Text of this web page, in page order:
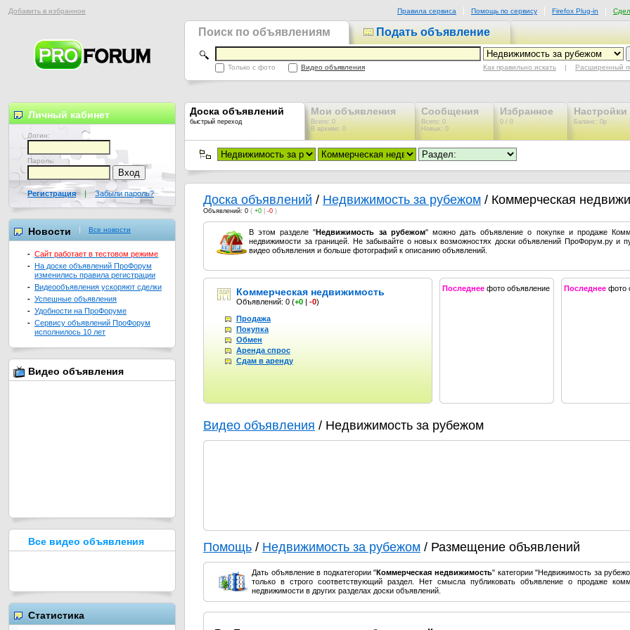
Добавить в избранное Правила сервиса Помощь по сервису Firefox Plug-in
Поиск по объявлениям Подать объявление
Только с фото Видео объявления Как правильно искать | Расширенный
Доска объявлений
быстрый переход
Мои объявления
Всего: 0
В архиве: 0
Сообщения
Всего: 0
Новых: 0
Избранное
0 / 0
Настройки
Баланс: 0р
Доска объявлений / Недвижимость за рубежом / Коммерческая
Объявлений: 0 ( +0 -0 )
В этом разделе "Недвижимость за рубежом" можно дать объявление о покупке и продаже
недвижимости за границей. Не забывайте о новых возможностях доски объявлений ПроФорум.ру и
видео объявления и больше фотографий к описанию объявлений.
Коммерческая недвижимость
Объявлений: 0 (+0 | -0)
Продажа
Покупка
Обмен
Аренда спрос
Сдам в аренду
Последнее фото объявление Последнее фото
Видео объявления / Недвижимость за рубежом
Помощь / Недвижимость за рубежом / Размещение объявлений
Дать объявление в подкатегории "Коммерческая недвижимость" категории "Недвижимость за
только в строго соответствующий раздел. Нет смысла публиковать объявление о продаже
недвижимости в других разделах доски объявлений.
Личный кабинет
Логин:
Пароль:
Регистрация | Забыли пароль?
Новости Все новости
- Сайт работает в тестовом режиме
- На доске объявлений ПроФорум
изменились правила регистрации
- Видеообъявления ускоряют сделки
- Успешные объявления
- Удобности на ПроФоруме
- Сервису объявлений ПроФорум
исполнилось 10 лет
Видео объявления
Все видео объявления
Статистика